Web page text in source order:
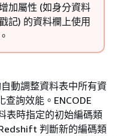
加屬性 (如身分資料
記) 的資料欄上使用
動調整資料表中所有資
詢效能。ENCODE
表時指定的初始編碼類
判斷新的編碼類